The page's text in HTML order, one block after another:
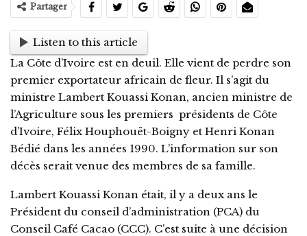
Partager
Listen to this article
La Côte d’Ivoire est en deuil. Elle vient de perdre son
premier exportateur africain de fleur. Il s’agit du
ministre Lambert Kouassi Konan, ancien ministre de
l’Agriculture sous les premiers présidents de Côte
d’Ivoire, Félix Houphouët-Boigny et Henri Konan
Bédié dans les années 1990. L’information sur son
décès serait venue des membres de sa famille.
Lambert Kouassi Konan était, il y a deux ans le
Président du conseil d’administration (PCA) du
Conseil Café Cacao (CCC). C’est suite à une décision